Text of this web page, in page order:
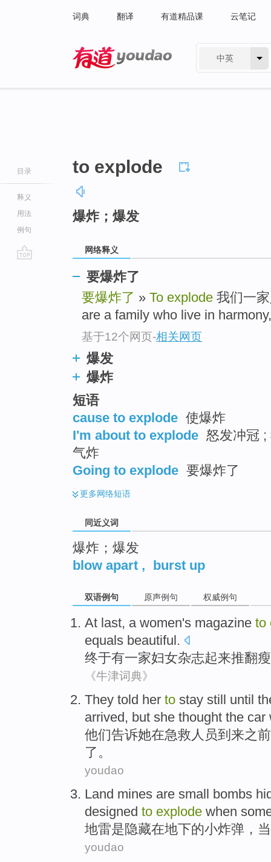
词典 翻译 有道精品课 云笔记
中英
目录
释义
用法
例句
to explode
爆炸；爆发
网络释义
要爆炸了
要爆炸了 » To explode 我们一
are a family who live in
基于12个网页-相关网页
爆发
爆炸
短语
cause to explode 使爆炸
I'm about to explode 怒发冲冠 ;
气炸
Going to explode 要爆炸了
更多网络短语
同近义词
爆炸；爆发
blow apart , burst up
双语例句 原声例句 权威例句
At last, a women's magazine to
equals beautiful.
终于有一家妇女杂志起来推翻瘦
《牛津词典》
They told her to stay still until
arrived, but she thought the
他们告诉她在急救人员到来之
了。
youdao
Land mines are small bombs
designed to explode when
地雷是隐藏在地下的小炸弹 ， 当
youdao